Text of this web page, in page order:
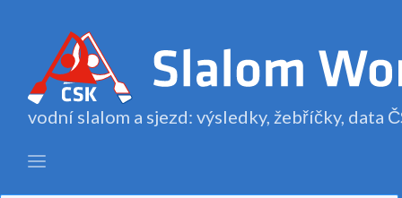
vodní slalom a sjezd: výsledky, žebříčky, data